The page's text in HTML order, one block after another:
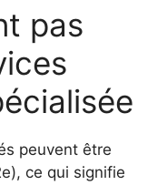
pas
peuvent être
ce qui signifie